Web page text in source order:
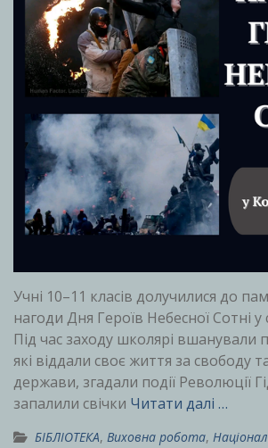
Учні 10–11 класів долучилися до
нагоди Дня Героїв Небесної Сотні
Під час заходу школярі вшанували
які віддали своє життя за свободу
держави, згадали події Революції
запалили свічки Читати далі …
БІБЛІОТЕКА, Виховна робота,